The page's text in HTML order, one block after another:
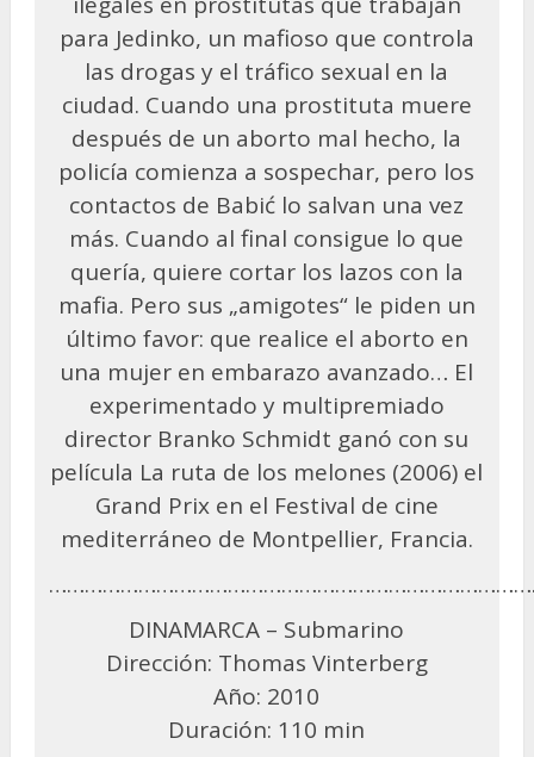
para Jedinko, un mafioso que controla
las drogas y el tráfico sexual en la
ciudad. Cuando una prostituta muere
después de un aborto mal hecho, la
policía comienza a sospechar, pero los
contactos de Babić lo salvan una vez
más. Cuando al final consigue lo que
quería, quiere cortar los lazos con la
mafia. Pero sus „amigotes“ le piden un
último favor: que realice el aborto en
una mujer en embarazo avanzado… El
experimentado y multipremiado
director Branko Schmidt ganó con su
película La ruta de los melones (2006) el
Grand Prix en el Festival de cine
mediterráneo de Montpellier, Francia.
DINAMARCA – Submarino
Dirección: Thomas Vinterberg
Año: 2010
Duración: 110 min